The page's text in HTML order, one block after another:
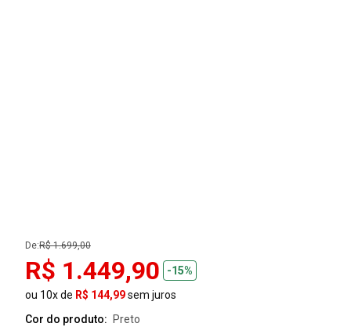
De:R$ 1.699,00
R$ 1.449,90
-15%
ou 10x de R$ 144,99sem juros
Cor do produto:
preto